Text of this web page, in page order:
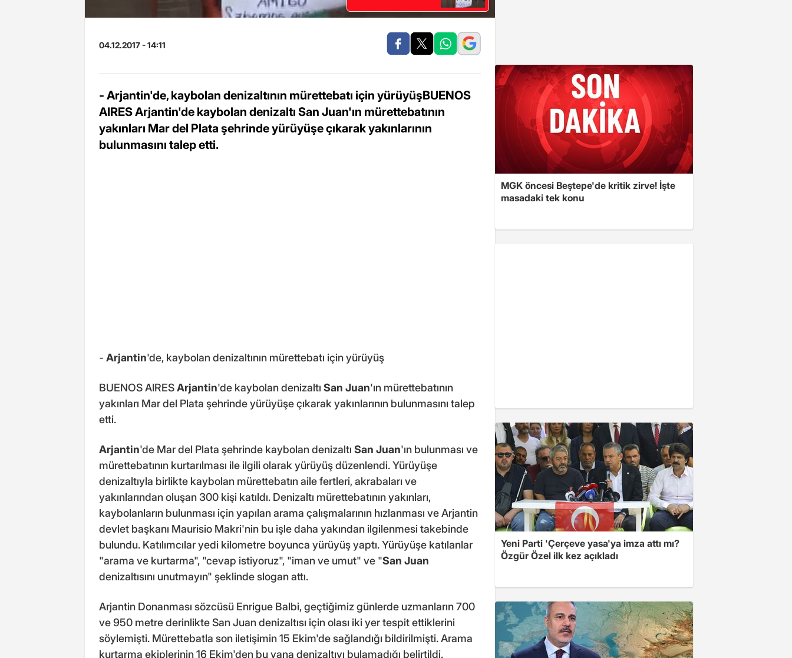
04.12.2017 - 14:11
- Arjantin'de, kaybolan denizaltının mürettebatı için yürüyüşBUENOS
AIRES Arjantin'de kaybolan denizaltı San Juan'ın mürettebatının
yakınları Mar del Plata şehrinde yürüyüşe çıkarak yakınlarının
bulunmasını talep etti.
- Arjantin'de, kaybolan denizaltının mürettebatı için yürüyüş
BUENOS AIRESArjantin'de kaybolan denizaltı San Juan'ın mürettebatının
yakınları Mar del Plata şehrinde yürüyüşe çıkarak yakınlarının bulunmasını talep
etti.
Arjantin'de Mar del Plata şehrinde kaybolan denizaltı San Juan'ın bulunması ve
mürettebatının kurtarılması ile ilgili olarak yürüyüş düzenlendi. Yürüyüşe
denizaltıyla birlikte kaybolan mürettebatın aile fertleri, akrabaları ve
yakınlarından oluşan 300 kişi katıldı. Denizaltı mürettebatının yakınları,
kaybolanların bulunması için yapılan arama çalışmalarının hızlanması ve Arjantin
devlet başkanı Maurisio Makri'nin bu işle daha yakından ilgilenmesi takebinde
bulundu. Katılımcılar yedi kilometre boyunca yürüyüş yaptı. Yürüyüşe katılanlar
"arama ve kurtarma", "cevap istiyoruz", "iman ve umut" ve "San Juan
denizaltısını unutmayın" şeklinde slogan attı.
Arjantin Donanması sözcüsü Enrigue Balbi, geçtiğimiz günlerde uzmanların 700
ve 950 metre derinlikte San Juan denizaltısı için olası iki yer tespit ettiklerini
söylemişti. Mürettebatla son iletişimin 15 Ekim'de sağlandığı bildirilmişti. Arama
kurtarma ekiplerinin 16 Ekim'den bu yana denizaltıyı bulamadığı belirtildi.
MGK öncesi Beştepe'de kritik zirve! İşte
masadaki tek konu
Yeni Parti 'Çerçeve yasa'ya imza attı mı?
Özgür Özel ilk kez açıkladı